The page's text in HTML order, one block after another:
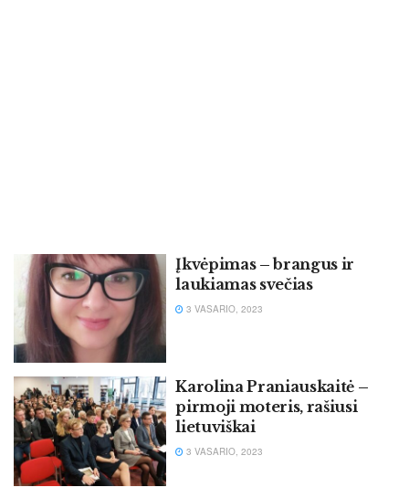
Įkvėpimas – brangus ir
laukiamas svečias
3 VASARIO, 2023
Karolina Praniauskaitė –
pirmoji moteris, rašiusi
lietuviškai
3 VASARIO, 2023